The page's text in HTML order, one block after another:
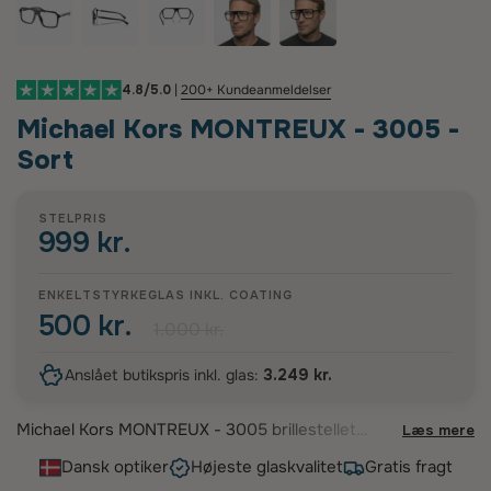
4.8/5.0 | 200+ Kundeanmeldelser
Michael Kors MONTREUX - 3005 -
Sort
STELPRIS
999 kr.
ENKELTSTYRKEGLAS INKL. COATING
500 kr.
Anslået butikspris inkl. glas: 3.249 kr.
Michael Kors MONTREUX - 3005 brillestellet
rektangulære design. Disse stilfulde briller er
Læs mere
Dansk optiker Højeste glaskvalitet Gratis fragt